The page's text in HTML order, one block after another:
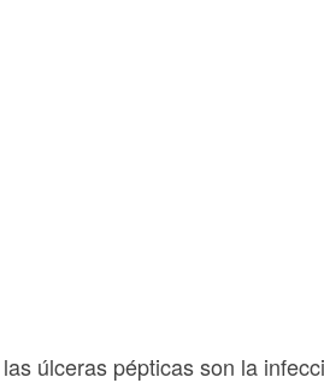
úlceras pépticas son la